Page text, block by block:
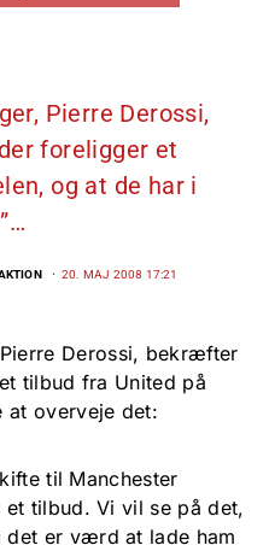
Pierre Derossi,
foreligger et
og at de har i
20. MAJ 2008 17:21
Derossi, bekræfter
tilbud fra United på
at overveje det:
til Manchester
tilbud. Vi vil se på det,
er værd at lade ham